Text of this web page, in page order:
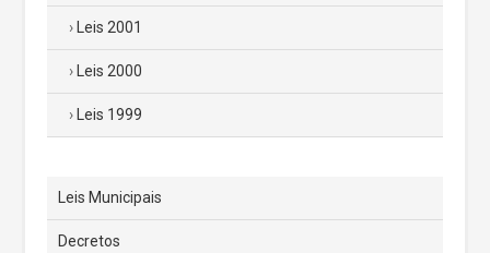
Leis 2001
Leis 2000
Leis 1999
Leis Municipais
Decretos